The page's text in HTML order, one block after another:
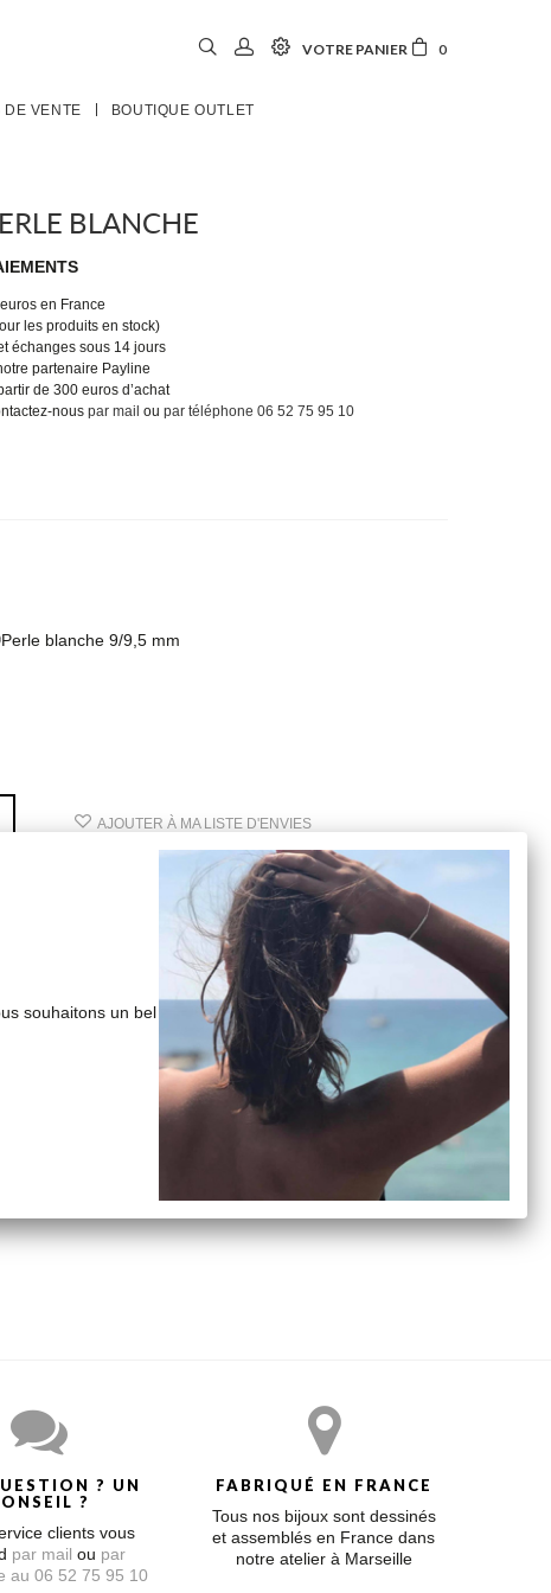
VOTRE PANIER 0
DE VENTE BOUTIQUE OUTLET
BLANCHE
en France
les produits en stock)
échanges sous 14 jours
partenaire Payline
de 300 euros d’achat
nous par mail ou par téléphone 06 52 75 95 10
Perle blanche 9/9,5 mm
AJOUTER À MA LISTE D'ENVIES
simples, épurés, à porter en toute occasion, les bijoux
? UN
?
clients vous
par mail ou par
au 06 52 75 95 10
FABRIQUÉ EN FRANCE
Tous nos bijoux sont dessinés
et assemblés en France dans
notre atelier à Marseille
souhaitons un bel